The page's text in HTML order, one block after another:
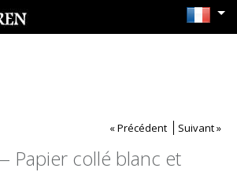
« Précédent Suivant »
Papier collé blanc et